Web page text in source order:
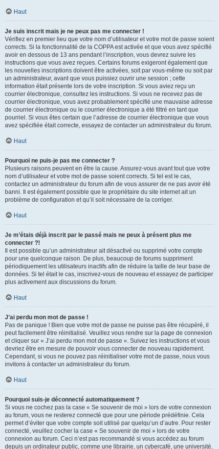
Haut
Je suis inscrit mais je ne peux pas me connecter !
Vérifiez en premier lieu que votre nom d’utilisateur et votre mot de passe soient
corrects. Si la fonctionnalité de la COPPA est activée et que vous avez spécifié
avoir en dessous de 13 ans pendant l’inscription, vous devrez suivre les
instructions que vous avez reçues. Certains forums exigeront également que
les nouvelles inscriptions doivent être activées, soit par vous-même ou soit par
un administrateur, avant que vous puissiez ouvrir une session ; cette
information était présente lors de votre inscription. Si vous aviez reçu un
courrier électronique, consultez les instructions. Si vous ne recevez pas de
courrier électronique, vous avez probablement spécifié une mauvaise adresse
de courrier électronique ou le courrier électronique a été filtré en tant que
pourriel. Si vous êtes certain que l’adresse de courrier électronique que vous
avez spécifiée était correcte, essayez de contacter un administrateur du forum.
Haut
Pourquoi ne puis-je pas me connecter ?
Plusieurs raisons peuvent en être la cause. Assurez-vous avant tout que votre
nom d’utilisateur et votre mot de passe soient corrects. Si tel est le cas,
contactez un administrateur du forum afin de vous assurer de ne pas avoir été
banni. Il est également possible que le propriétaire du site internet ait un
problème de configuration et qu’il soit nécessaire de la corriger.
Haut
Je m’étais déjà inscrit par le passé mais ne peux à présent plus me
connecter ?!
Il est possible qu’un administrateur ait désactivé ou supprimé votre compte
pour une quelconque raison. De plus, beaucoup de forums suppriment
périodiquement les utilisateurs inactifs afin de réduire la taille de leur base de
données. Si tel était le cas, inscrivez-vous de nouveau et essayez de participer
plus activement aux discussions du forum.
Haut
J’ai perdu mon mot de passe !
Pas de panique ! Bien que votre mot de passe ne puisse pas être récupéré, il
peut facilement être réinitialisé. Veuillez vous rendre sur la page de connexion
et cliquer sur « J’ai perdu mon mot de passe ». Suivez les instructions et vous
devriez être en mesure de pouvoir vous connecter de nouveau rapidement.
Cependant, si vous ne pouvez pas réinitialiser votre mot de passe, nous vous
invitons à contacter un administrateur du forum.
Haut
Pourquoi suis-je déconnecté automatiquement ?
Si vous ne cochez pas la case « Se souvenir de moi » lors de votre connexion
au forum, vous ne resterez connecté que pour une période prédéfinie. Cela
permet d’éviter que votre compte soit utilisé par quelqu’un d’autre. Pour rester
connecté, veuillez cocher la case « Se souvenir de moi » lors de votre
connexion au forum. Ceci n’est pas recommandé si vous accédez au forum
depuis un ordinateur public, comme une librairie, un cybercafé, une université,